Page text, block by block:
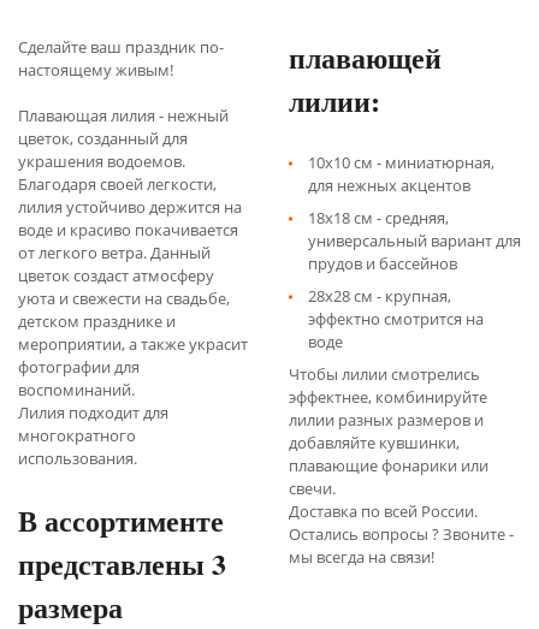
Сделайте ваш праздник по-
настоящему живым!
Плавающая лилия - нежный
цветок, созданный для
украшения водоемов.
Благодаря своей легкости,
лилия устойчиво держится на
воде и красиво покачивается
от легкого ветра. Данный
цветок создаст атмосферу
уюта и свежести на свадьбе,
детском празднике и
мероприятии, а также украсит
фотографии для
воспоминаний.
Лилия подходит для
многократного
использования.
В ассортименте
представлены 3
размера
плавающей
лилии:
10х10 см - миниатюрная,
для нежных акцентов
18х18 см - средняя,
универсальный вариант для
прудов и бассейнов
28х28 см - крупная,
эффектно смотрится на
воде
Чтобы лилии смотрелись
эффектнее, комбинируйте
лилии разных размеров и
добавляйте кувшинки,
плавающие фонарики или
свечи.
Доставка по всей России.
Остались вопросы ? Звоните -
мы всегда на связи!